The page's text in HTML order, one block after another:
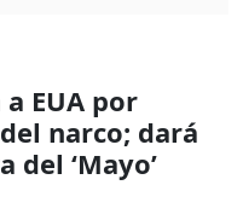
EUA por
narco; dará
‘Mayo’